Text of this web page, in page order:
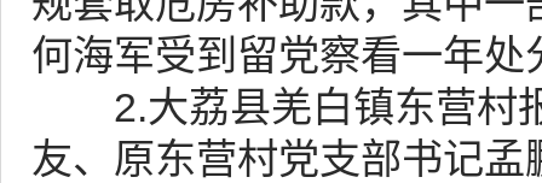
何海军受到留党察看一年
2.大荔县羌白镇东营村
友、原东营村党支部书记